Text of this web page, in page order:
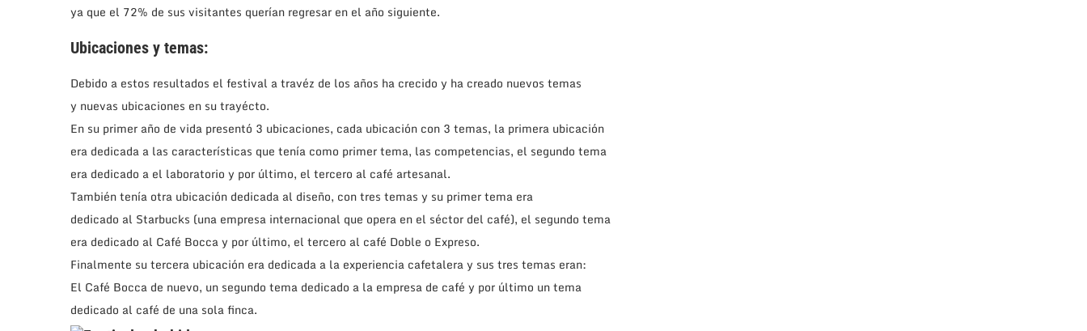
ya que el 72% de sus visitantes querían regresar en el año siguiente.
Ubicaciones y temas:
Debido a estos resultados el festival a travéz de los años ha crecido y ha creado nuevos temas
y nuevas ubicaciones en su trayécto.
En su primer año de vida presentó 3 ubicaciones, cada ubicación con 3 temas, la primera ubicación
era dedicada a las características que tenía como primer tema, las competencias, el segundo tema
era dedicado a el laboratorio y por último, el tercero al café artesanal.
También tenía otra ubicación dedicada al diseño, con tres temas y su primer tema era
dedicado al Starbucks (una empresa internacional que opera en el séctor del café), el segundo tema
era dedicado al Café Bocca y por último, el tercero al café Doble o Expreso.
Finalmente su tercera ubicación era dedicada a la experiencia cafetalera y sus tres temas eran:
El Café Bocca de nuevo, un segundo tema dedicado a la empresa de café y por último un tema
dedicado al café de una sola finca.